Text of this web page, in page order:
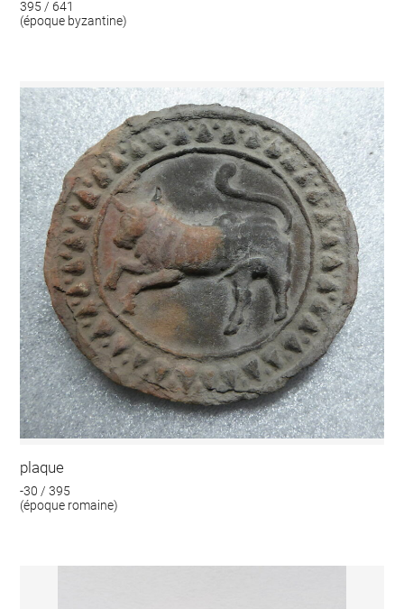
395 / 641
(époque byzantine)
plaque
-30 / 395
(époque romaine)